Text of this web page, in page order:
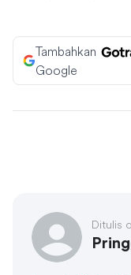
Tambahkan
Google
Ditulis